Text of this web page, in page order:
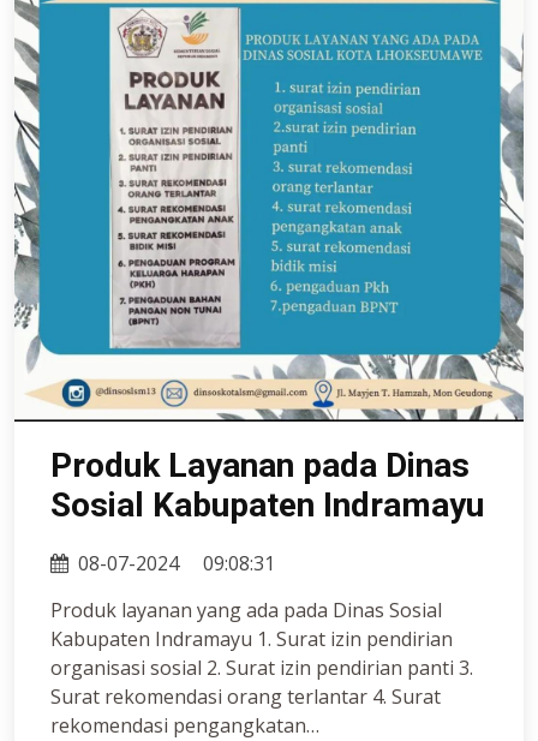
Produk Layanan pada Dinas
Sosial Kabupaten Indramayu
08-07-2024
09:08:31
Produk layanan yang ada pada Dinas Sosial
Kabupaten Indramayu 1. Surat izin pendirian
organisasi sosial 2. Surat izin pendirian panti 3.
Surat rekomendasi orang terlantar 4. Surat
rekomendasi pengangkatan…